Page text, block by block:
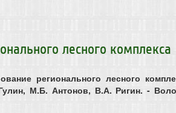
лесного комплекса
регионального лесного
М.Б. Антонов, В.А. Ригин. -